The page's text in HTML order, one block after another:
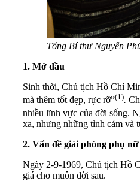
Tổng Bí thư Nguyễn
1. Mở đầu
Sinh thời, Chủ tịch Hồ Chí
mà thêm tốt đẹp, rực rỡ”(1).
nhiều lĩnh vực của đời sống.
xa, nhưng những tình cảm và
2. Vấn đề giải phóng phụ
Ngày 2-9-1969, Chủ tịch Hồ
giá cho muôn đời sau.